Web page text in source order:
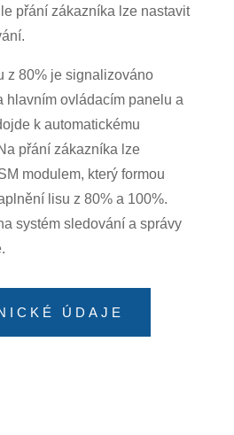
přání zákazníka lze nastavit
z 80% je signalizováno
hlavním ovládacím panelu a
k automatickému
přání zákazníka lze
modulem, který formou
lisu z 80% a 100%.
systém sledování a správy
ÚDAJE